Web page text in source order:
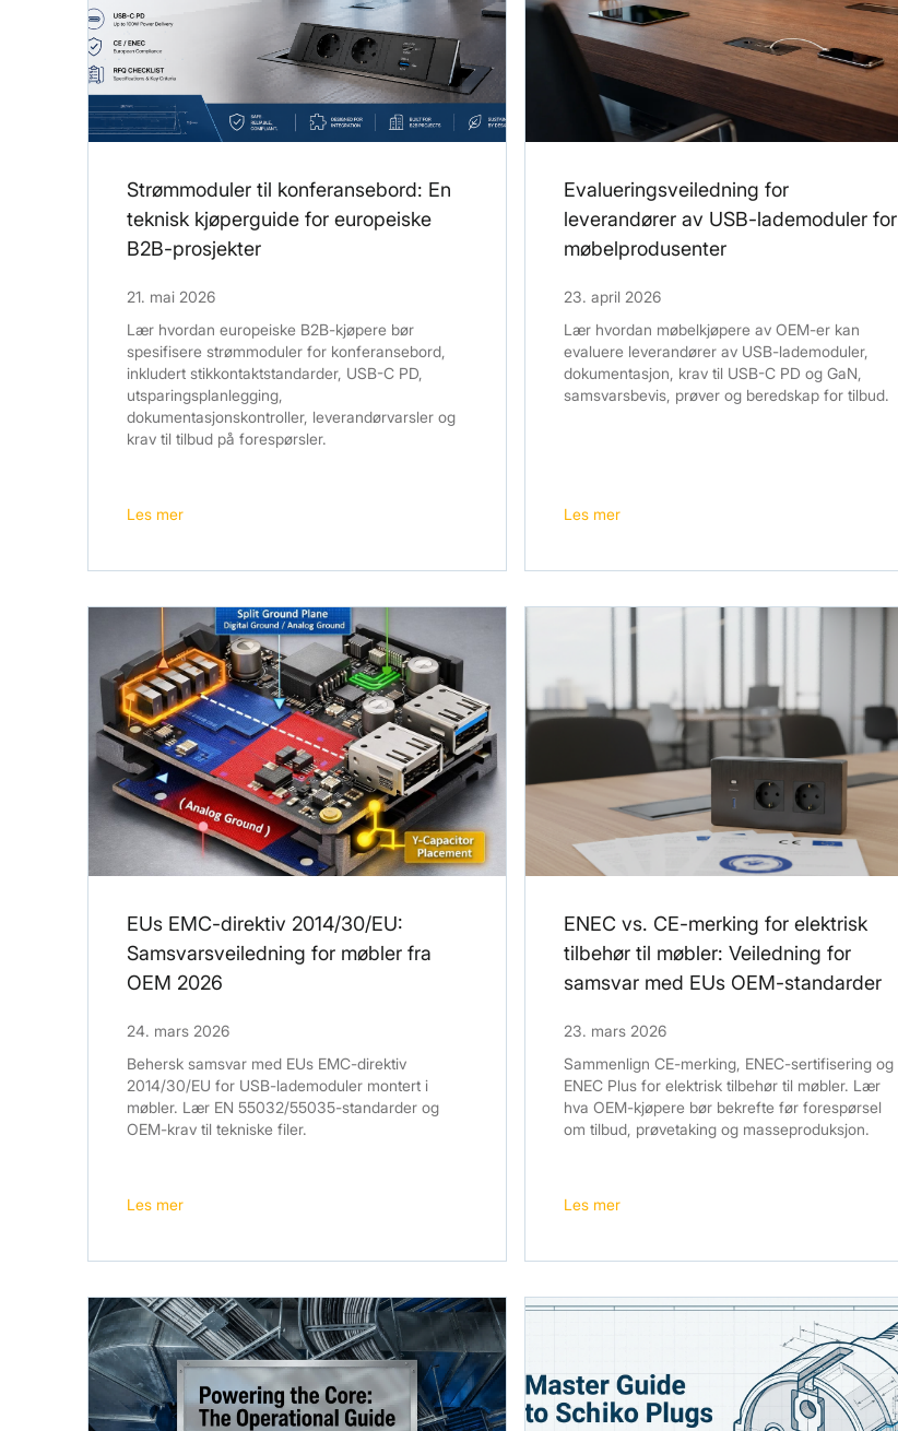
Strømmoduler til konferansebord: En
teknisk kjøperguide for europeiske
B2B-prosjekter
21. mai 2026
Lær hvordan europeiske B2B-kjøpere bør
spesifisere strømmoduler for konferansebord,
inkludert stikkontaktstandarder, USB-C PD,
utsparingsplanlegging,
dokumentasjonskontroller, leverandørvarsler og
krav til tilbud på forespørsler.
Les mer
Evalueringsveiledning for
leverandører av USB-lademoduler for
møbelprodusenter
23. april 2026
Lær hvordan møbelkjøpere av OEM-er kan
evaluere leverandører av USB-lademoduler,
dokumentasjon, krav til USB-C PD og GaN,
samsvarsbevis, prøver og beredskap for tilbud.
Les mer
EUs EMC-direktiv 2014/30/EU:
Samsvarsveiledning for møbler fra
OEM 2026
24. mars 2026
Behersk samsvar med EUs EMC-direktiv
2014/30/EU for USB-lademoduler montert i
møbler. Lær EN 55032/55035-standarder og
OEM-krav til tekniske filer.
Les mer
ENEC vs. CE-merking for elektrisk
tilbehør til møbler: Veiledning for
samsvar med EUs OEM-standarder
23. mars 2026
Sammenlign CE-merking, ENEC-sertifisering og
ENEC Plus for elektrisk tilbehør til møbler. Lær
hva OEM-kjøpere bør bekrefte før forespørsel
om tilbud, prøvetaking og masseproduksjon.
Les mer